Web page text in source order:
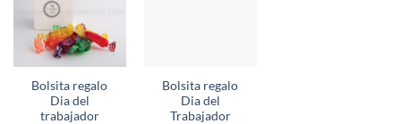
Bolsita regalo
Dia del
trabajador
Bolsita regalo
Dia del
Trabajador